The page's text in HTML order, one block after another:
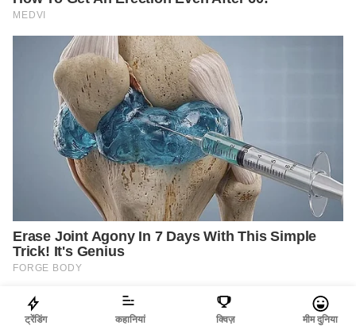
ट्रेंडिंग कहानियां क्विज़ मीम दुनिया